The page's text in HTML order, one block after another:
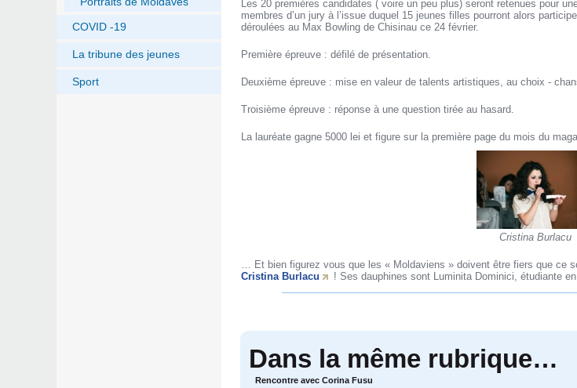
Les 20 premières candidates ( voire un peu plus) seront retenues pour
membres d’un jury à l’issue duquel 15 jeunes filles pourront alors
déroulées au Max Bowling de Chisinau ce 24 février.
Première épreuve : défilé de présentation.
Deuxième épreuve : mise en valeur de talents artistiques, au choix -
Troisième épreuve : réponse à une question tirée au hasard.
La lauréate gagne 5000 lei et figure sur la première page du mois du
Cristina Burlacu
… Et bien figurez vous que les « Moldaviens » doivent être fiers que ce
Cristina Burlacu
! Ses dauphines sont Luminita Dominici, étudiante
Dans la même rubrique…
Rencontre avec Corina Fusu
COVID -19
La tribune des jeunes
Sport